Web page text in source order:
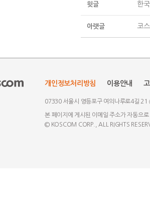
윗글 한
아랫글 코
개인정보처리방침 이용안내
07330 서울시 영등포구 여의나루로4길 21
본 페이지에 게시된 이메일 주소가 자동으
© KOSCOM CORP., ALL RIGHTS